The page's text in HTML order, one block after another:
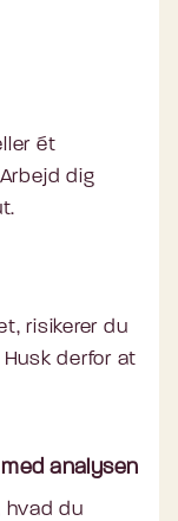
ét
dig
risikerer du
derfor at
analysen
hvad du